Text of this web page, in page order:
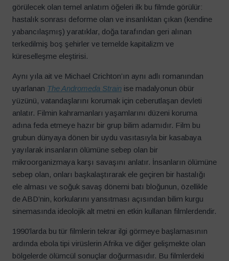
görülecek olan temel anlatım öğeleri ilk bu filmde görülür:
hastalık sonrası deforme olan ve insanlıktan çıkan (kendine
yabancılaşmış) yaratıklar, doğa tarafından geri alınan
terkedilmiş boş şehirler ve temelde kapitalizm ve
küreselleşme eleştirisi.
Aynı yıla ait ve Michael Crichton’ın aynı adlı romanından
uyarlanan TheAndromeda Strain ise madalyonun öbür
yüzünü, vatandaşlarını korumak için ceberutlaşan devleti
anlatır. Filmin kahramanları yaşamlarını düzeni koruma
adına feda etmeye hazır bir grup bilim adamıdır. Film bu
grubun dünyaya dönen bir uydu vasıtasıyla bir kasabaya
yayılarak insanların ölümüne sebep olan bir
mikroorganizmaya karşı savaşını anlatır. İnsanların ölümüne
sebep olan, onları başkalaştırarak ele geçiren bir hastalığı
ele alması ve soğuk savaş dönemi batı bloğunun, özellikle
de ABD’nin, korkularını yansıtması açısından bilim kurgu
sinemasında ideolojik alt metni en etkin kullanan filmlerdendir.
1990’larda bu tür filmlerin tekrar ilgi görmeye başlamasının
ardında ebola tipi virüslerin Afrika ve diğer gelişmekte olan
bölgelerde ölümcül sonuçlar doğurmasıdır. Bu filmlerdeki